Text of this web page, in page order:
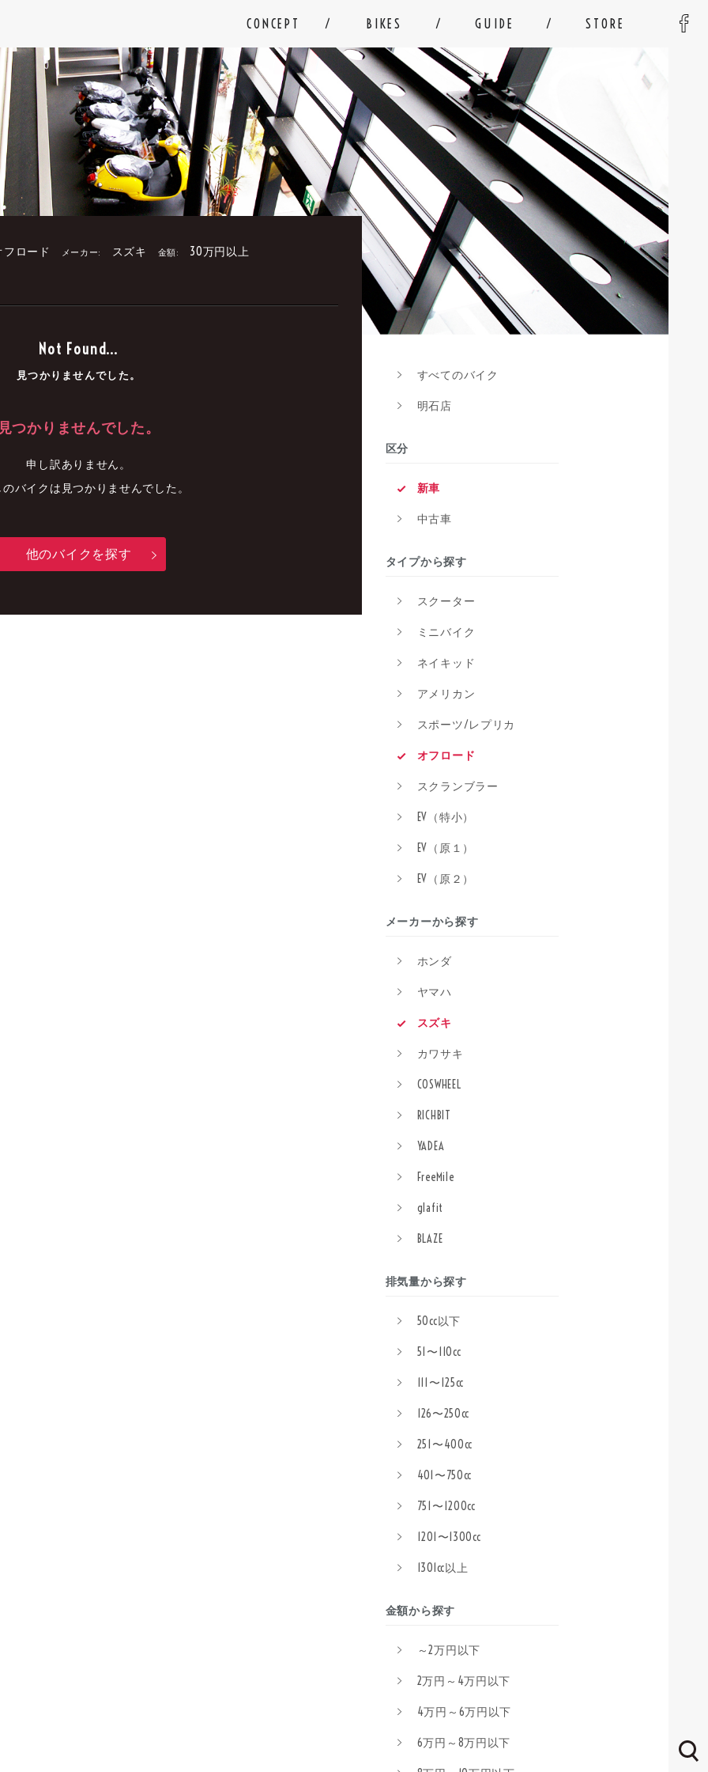
CONCEPT BIKES GUIDE STORE
フロード メーカー: スズキ 金額: 30万円以上
Not Found...
見つかりませんでした。
見つかりませんでした。
申し訳ありません。
バイクは見つかりませんでした。
他のバイクを探す
すべてのバイク
明石店
区分
新車
中古車
タイプから探す
スクーター
ミニバイク
ネイキッド
アメリカン
スポーツ/レプリカ
オフロード
スクランブラー
EV（特小）
EV（原１）
EV（原２）
メーカーから探す
ホンダ
ヤマハ
スズキ
カワサキ
COSWHEEL
RICHBIT
YADEA
FreeMile
glafit
BLAZE
排気量から探す
50cc以下
51〜110cc
111〜125cc
126〜250cc
251〜400cc
401〜750cc
751〜1200cc
1201〜1300cc
1301cc以上
金額から探す
～2万円以下
2万円～4万円以下
4万円～6万円以下
6万円～8万円以下
中古車